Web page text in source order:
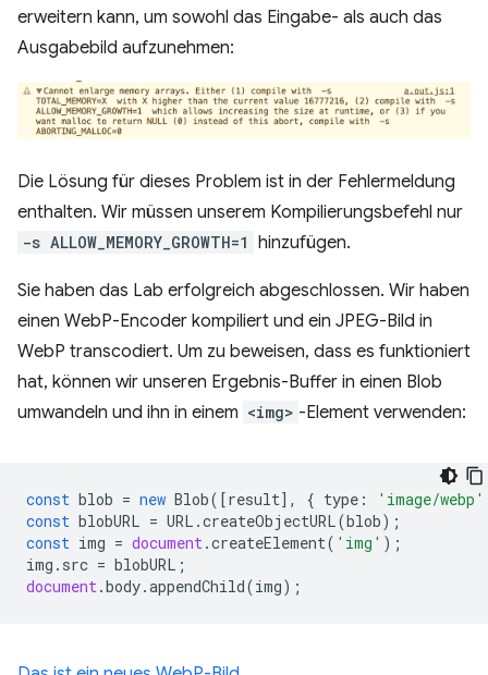
erweitern kann, um sowohl das Eingabe- als auch das
Ausgabebild aufzunehmen:
Die Lösung für dieses Problem ist in der Fehlermeldung
enthalten. Wir müssen unserem Kompilierungsbefehl nur
-s ALLOW_MEMORY_GROWTH=1 hinzufügen.
Sie haben das Lab erfolgreich abgeschlossen. Wir haben
einen WebP-Encoder kompiliert und ein JPEG-Bild in
WebP transcodiert. Um zu beweisen, dass es funktioniert
hat, können wir unseren Ergebnis-Buffer in einen Blob
umwandeln und ihn in einem <img> -Element verwenden:
const blob = new Blob([result], { type :
'image/webp'
const blobURL = URL .createObjectURL(blob);
const img = document.createElement( 'img' );
img . src = blobURL ;
document.body.appendChild(img);